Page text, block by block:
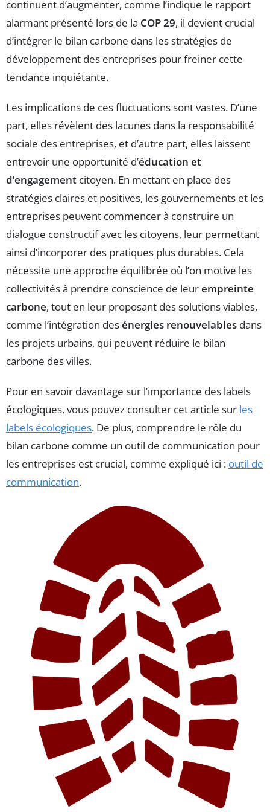
continuent d’augmenter, comme l’indique le rapport
alarmant présenté lors de la COP 29, il devient crucial
d’intégrer le bilan carbone dans les stratégies de
développement des entreprises pour freiner cette
tendance inquiétante.
Les implications de ces fluctuations sont vastes. D’une
part, elles révèlent des lacunes dans la responsabilité
sociale des entreprises, et d’autre part, elles laissent
entrevoir une opportunité d’éducation et
d’engagement citoyen. En mettant en place des
stratégies claires et positives, les gouvernements et les
entreprises peuvent commencer à construire un
dialogue constructif avec les citoyens, leur permettant
ainsi d’incorporer des pratiques plus durables. Cela
nécessite une approche équilibrée où l’on motive les
collectivités à prendre conscience de leurempreinte
carbone, tout en leur proposant des solutions viables,
comme l’intégration desénergies renouvelables dans
les projets urbains, qui peuvent réduire le bilan
carbone des villes.
Pour en savoir davantage sur l’importance des labels
écologiques, vous pouvez consulter cet article sur les
labels écologiques. De plus, comprendre le rôle du
bilan carbone comme un outil de communication pour
les entreprises est crucial, comme expliqué ici : outil de
communication.